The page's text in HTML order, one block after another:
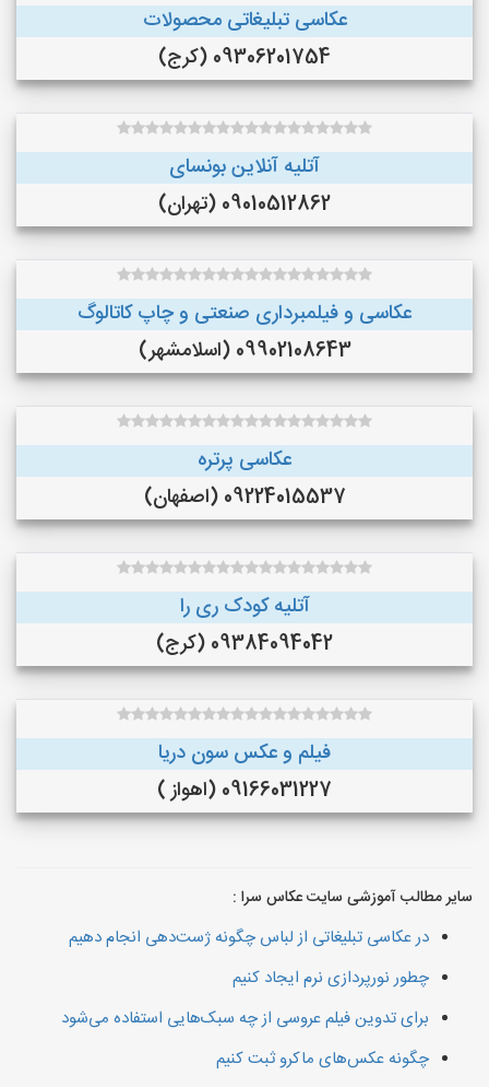
عکاسی تبلیغاتی محصولات
09306201754 (کرج)
آتلیه آنلاین بونسای
09010512862 (تهران)
عکاسی و فیلمبرداری صنعتی و چاپ کاتالوگ
09902108643 (اسلامشهر)
عکاسی پرتره
09224015537 (اصفهان)
آتلیه کودک ری را
09384094042 (کرج)
فیلم و عکس سون دریا
09166031227 (اهواز )
سایر مطالب آموزشی سایت عکاس سرا :
در عکاسی تبلیغاتی از لباس چگونه ژست‌دهی انجام دهیم
چطور نورپردازی نرم ایجاد کنیم
برای تدوین فیلم عروسی از چه سبک‌هایی استفاده می‌شود
چگونه عکس‌های ماکرو ثبت کنیم